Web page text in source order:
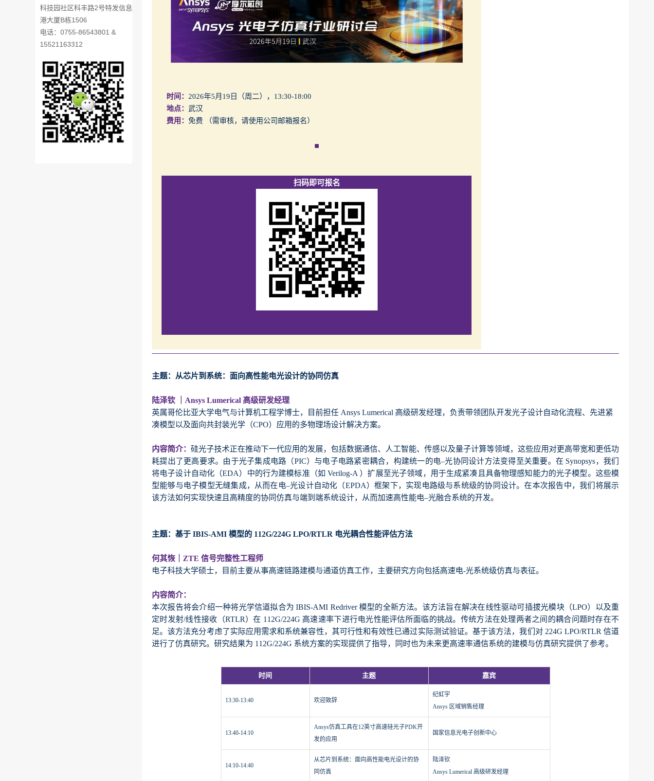
科技园社区科丰路2号特发信息
港大厦B栋1506
电话：0755-86543801 &
15521163312
时间： 2026年5月19日（周二），13:30-18:00
地点： 武汉
费用： 免费 （需审核，请使用公司邮箱报名）
扫码即可报名
主题：从芯片到系统：面向高性能电光设计的协同仿真
陆泽钦 ｜Ansys Lumerical 高级研发经理
英属哥伦比亚大学电气与计算机工程学博士，目前担任 Ansys Lumerical 高级研发经理，负责带领团队开发光子设计自动化流程、先进紧
凑模型以及面向共封装光学（CPO）应用的多物理场设计解决方案。
内容简介： 硅光子技术正在推动下一代应用的发展，包括数据通信、人工智能、传感以及量子计算等领域，这些应用对更高带宽和更低功
耗提出了更高要求。由于光子集成电路（PIC）与电子电路紧密耦合，构建统一的电–光协同设计方法变得至关重要。在 Synopsys，我们
将电子设计自动化（EDA）中的行为建模标准（如 Verilog-A ）扩展至光子领域，用于生成紧凑且具备物理感知能力的光子模型。这些模
型能够与电子模型无缝集成，从而在电–光设计自动化（EPDA）框架下，实现电路级与系统级的协同设计。在本次报告中，我们将展示
该方法如何实现快速且高精度的协同仿真与端到端系统设计，从而加速高性能电–光融合系统的开发。
主题：基于 IBIS-AMI 模型的 112G/224G LPO/RTLR 电光耦合性能评估方法
何其恢｜ZTE 信号完整性工程师
电子科技大学硕士，目前主要从事高速链路建模与通道仿真工作，主要研究方向包括高速电-光系统级仿真与表征。
内容简介：
本次报告将会介绍一种将光学信道拟合为 IBIS-AMI Redriver 模型的全新方法。该方法旨在解决在线性驱动可插拔光模块（LPO）以及重
定时发射/线性接收（RTLR）在 112G/224G 高速速率下进行电光性能评估所面临的挑战。传统方法在处理两者之间的耦合问题时存在不
足。该方法充分考虑了实际应用需求和系统兼容性，其可行性和有效性已通过实际测试验证。基于该方法，我们对 224G LPO/RTLR 信道
进行了仿真研究。研究结果为 112G/224G 系统方案的实现提供了指导，同时也为未来更高速率通信系统的建模与仿真研究提供了参考。
时间 主题 嘉宾
13:30-13:40 欢迎致辞
纪虹宇
Ansys 区域销售经理
13:40-14:10
Ansys仿真工具在12英寸高速硅光子PDK开
发的应用
国家信息光电子创新中心
14:10-14:40
从芯片到系统：面向高性能电光设计的协
同仿真
陆泽钦
Ansys Lumerical 高级研发经理